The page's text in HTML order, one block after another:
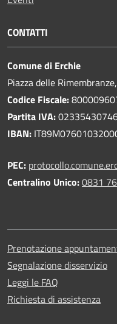
CONTATTI
Comune di Erchie
Piazza delle
Codice Fiscale:
Partita IVA:
IBAN:
PEC:
Centralino Unico:0831
Prenotazione
Segnalazione disservizio
Leggi le FAQ
Richiesta di assistenza